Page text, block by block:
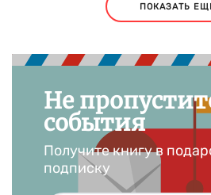
ПОКАЗАТЬ
Не
события
Получите книгу в
подписку